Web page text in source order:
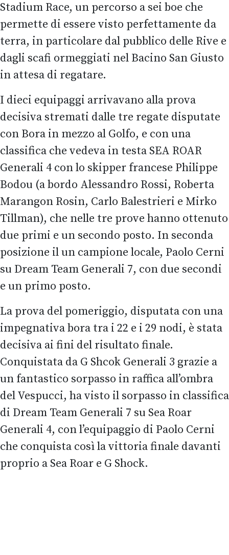
Stadium Race, un percorso a sei boe che
permette di essere visto perfettamente da
terra, in particolare dal pubblico delle Rive e
dagli scafi ormeggiati nel Bacino San Giusto
in attesa di regatare.
I dieci equipaggi arrivavano alla prova
decisiva stremati dalle tre regate disputate
con Bora in mezzo al Golfo, e con una
classifica che vedeva in testa SEA ROAR
Generali 4 con lo skipper francese Philippe
Bodou (a bordo Alessandro Rossi, Roberta
Marangon Rosin, Carlo Balestrieri e Mirko
Tillman), che nelle tre prove hanno ottenuto
due primi e un secondo posto. In seconda
posizione il un campione locale, Paolo Cerni
su Dream Team Generali 7, con due secondi
e un primo posto.
La prova del pomeriggio, disputata con una
impegnativa bora tra i 22 e i 29 nodi, è stata
decisiva ai fini del risultato finale.
Conquistata da G Shcok Generali 3 grazie a
un fantastico sorpasso in raffica all’ombra
del Vespucci, ha visto il sorpasso in classifica
di Dream Team Generali 7 su Sea Roar
Generali 4, con l’equipaggio di Paolo Cerni
che conquista così la vittoria finale davanti
proprio a Sea Roar e G Shock.